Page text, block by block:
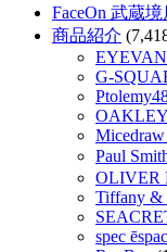
FaceOn 武蔵境
商品紹介
EYEVAN
G-
OAKLEY
Paul
OLIVER
Tiffany &
spec